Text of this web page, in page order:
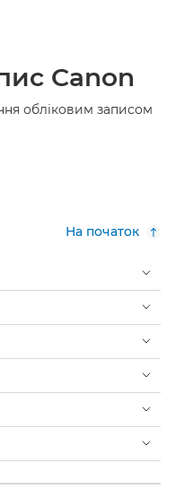
Canon
обліковим записом
На початок